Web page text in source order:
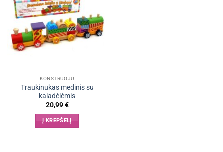
KONSTRUOJU
Traukinukas medinis su
kaladėlėmis
20,99€
Į KREPŠELĮ